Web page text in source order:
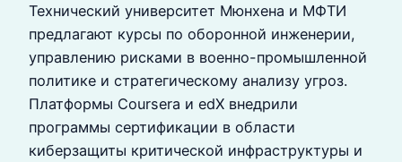
Технический университет Мюнхена и МФТИ
предлагают курсы по оборонной инженерии,
управлению рисками в военно-промышленной
политике и стратегическому анализу угроз.
Платформы Coursera и edX внедрили
программы сертификации в области
киберзащиты критической инфраструктуры и